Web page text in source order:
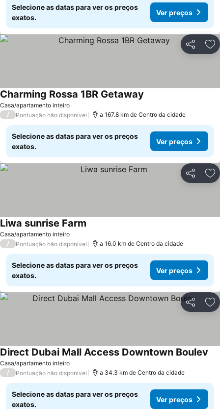
Selecione as datas para ver os preços
exatos.
Ver preços
Partilhar
Casa/apartamento inteiro
Charming Rossa 1BR Getaway
/ Pontuação não disponível a 167.8 km de Centro da cidade
Selecione as datas para ver os preços
exatos.
Ver preços
Partilhar
Casa/apartamento inteiro
Liwa sunrise Farm
/ Pontuação não disponível a 16.0 km de Centro da cidade
Selecione as datas para ver os preços
exatos.
Ver preços
Partilhar
Casa/apartamento inteiro
Direct Dubai Mall Access Downtown Boulev
/ Pontuação não disponível a 34.3 km de Centro da cidade
Selecione as datas para ver os preços
exatos.
Ver preços